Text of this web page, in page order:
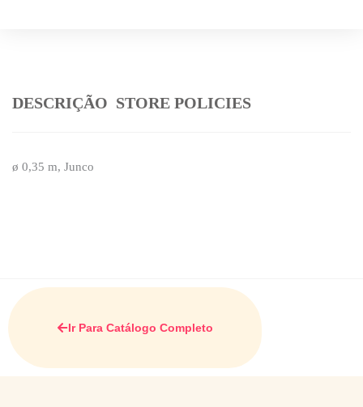
DESCRIÇÃO STORE POLICIES
ø 0,35 m, Junco
Ir Para Catálogo Completo